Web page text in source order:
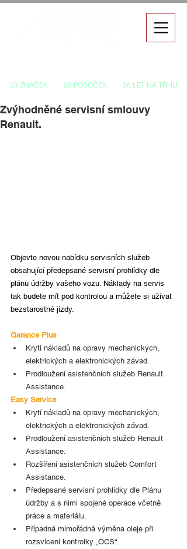
23 ZNAČEK 20 POBOČEK 28 LET NA TRHU
Zvýhodněné servisní smlouvy
Renault.
Objevte novou nabídku servisních služeb
obsahující předepsané servisní prohlídky dle
plánu údržby vašeho vozu. Náklady na servis
tak budete mít pod kontrolou a můžete si užívat
bezstarostné jízdy.
Garance Plus
Krytí nákladů na opravy mechanických,
elektrických a elektronických závad.
Prodloužení asistenčních služeb Renault
Assistance.
Easy Service
Krytí nákladů na opravy mechanických,
elektrických a elektronických závad.
Prodloužení asistenčních služeb Renault
Assistance.
Rozšíření asistenčních služeb Comfort
Assistance.
Předepsané servisní prohlídky dle Plánu
údržby a s nimi spojené operace včetně
práce a materiálu.
Případná mimořádná výměna oleje při
rozsvícení kontrolky „OCS“.